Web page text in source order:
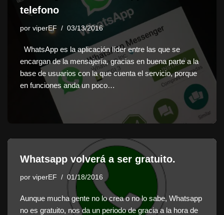
telefono
por viperEF 03/13/2016
WhatsApp es la aplicación líder entre las que se
encargan de la mensajería, gracias en buena parte a la
base de usuarios con la que cuenta el servicio, porque
en funciones anda un poco…
Whatsapp volverá a ser gratuito.
por viperEF 01/18/2016
Aunque mucha gente no lo crea o no lo sabe, Whatsapp
no es gratuito, nos da un periodo de gracia a la hora de